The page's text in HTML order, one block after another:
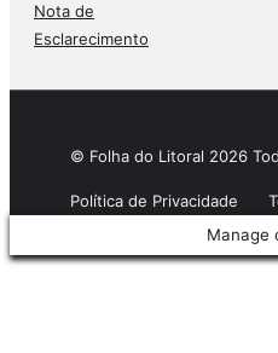
Nota de
Esclarecimento
© Folha do Litoral 2026
Política de Privacidade
Manage